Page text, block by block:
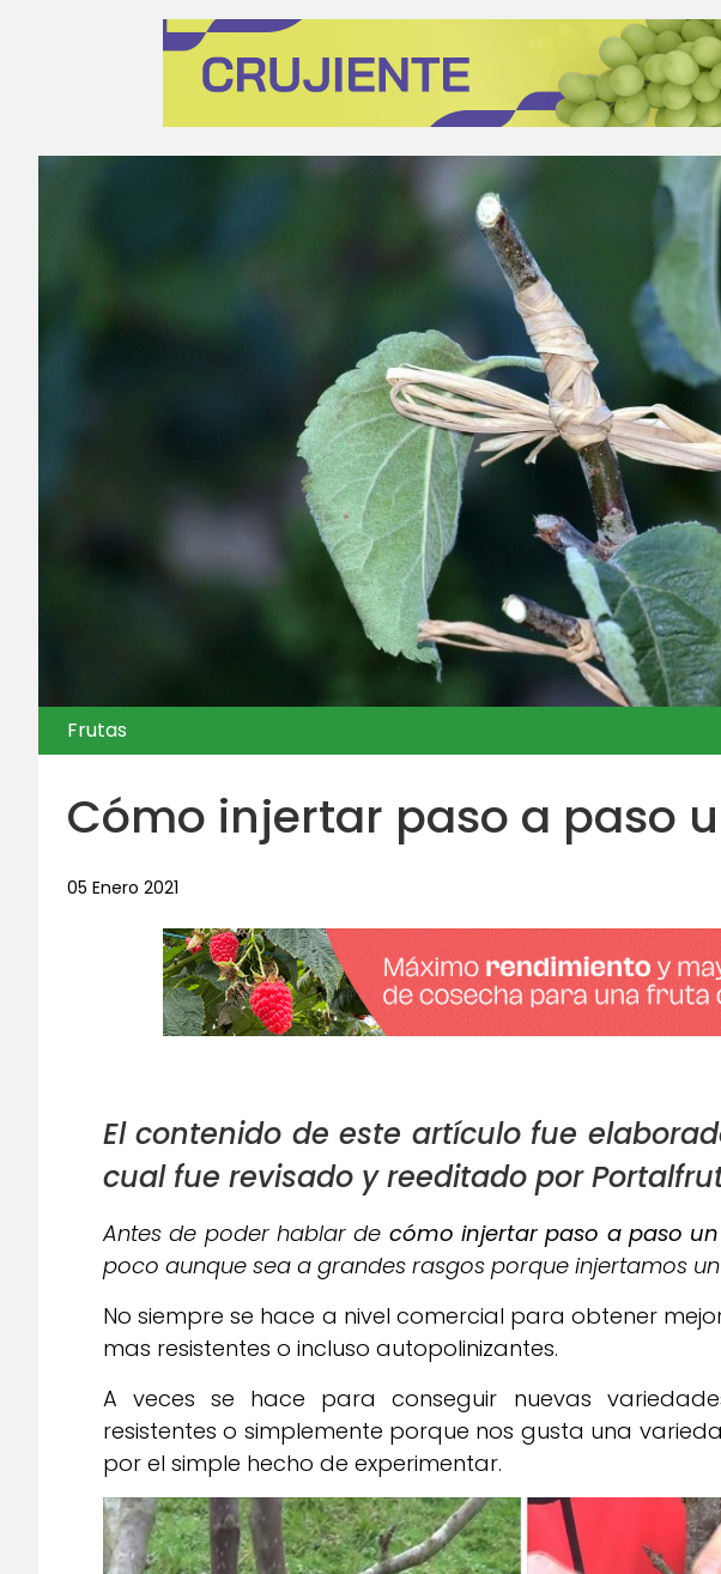
Frutas
Cómo injertar paso a paso
05 Enero 2021
El contenido de este artículo fue
cual fue revisado y reeditado por
Antes de poder hablar de cómo injertar paso a paso
poco aunque sea a grandes rasgos porque injertamos
No siempre se hace a nivel comercial para obtener
mas resistentes o incluso autopolinizantes.
A veces se hace para conseguir nuevas
resistentes o simplemente porque nos gusta una
por el simple hecho de experimentar.